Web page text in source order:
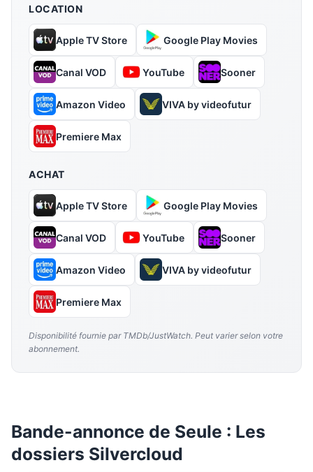
LOCATION
Apple TV Store Google Play Movies
Canal VOD YouTube Sooner
Amazon Video VIVA by videofutur
Premiere Max
ACHAT
Apple TV Store Google Play Movies
Canal VOD YouTube Sooner
Amazon Video VIVA by videofutur
Premiere Max
Disponibilité fournie par TMDb/JustWatch. Peut varier selon votre
abonnement.
Bande-annonce de Seule : Les
dossiers Silvercloud